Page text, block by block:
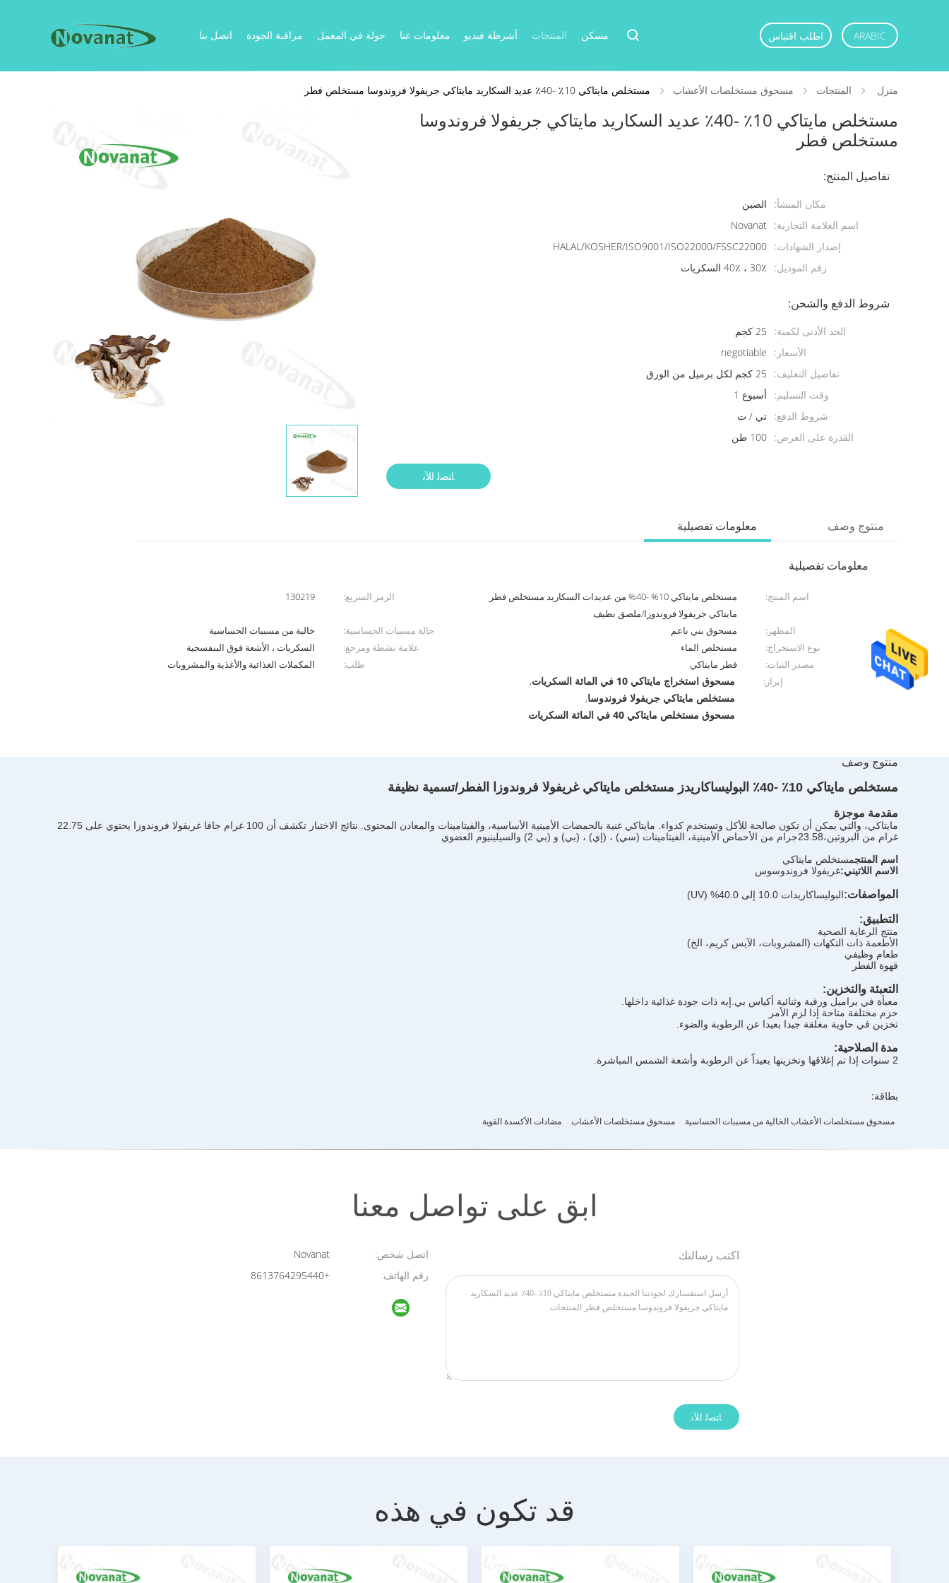
مسكن المنتجات أشرطة فيديو معلومات عنا جولة في المعمل مراقبة الجودة اتصل بنا اطلب اقتباس ARABIC
منزل المنتجات مسحوق مستخلصات الأعشاب مستخلص مايتاكي 10٪ -40٪ عديد السكاريد مايتاكي جريفولا فروندوسا مستخلص فطر
مستخلص مايتاكي 10٪ -40٪ عديد السكاريد مايتاكي جريفولا فروندوسا
مستخلص فطر
تفاصيل المنتج:
مكان المنشأ:
الصين
اسم العلامة التجارية: Novanat
إصدار الشهادات: HALAL/KOSHER/ISO9001/ISO22000/FSSC22000
رقم الموديل:
30٪ ، 40٪ السكريات
شروط الدفع والشحن:
الحد الأدنى لكمية:
25 كجم
الأسعار:
negotiable
تفاصيل التغليف:
25 كجم لكل برميل من الورق
وقت التسليم:
أسبوع 1
شروط الدفع: تي / ت
القدرة على العرض: 100 طن
ﺎﺘﺼﻟ ﺍﻶﻧ
معلومات تفصيلية منتوج وصف
معلومات تفصيلية
اسم المنتج:
مستخلص مايتاكي 10% -40% من عديدات السكاريد مستخلص فطر
مايتاكي جريفولا فروندوزا/ملصق نظيف
الرمز السريع: 130219
المظهر: مسحوق بني ناعم حالة مسببات الحساسية:
خالية من مسببات الحساسية
نوع الاستخراج:
مستخلص الماء علامة نشطة ومرجع:
السكريات ، الأشعة فوق البنفسجية
مصدر النبات:
فطر مايتاكي طلب:
المكملات الغذائية والأغذية والمشروبات
إبراز:
مسحوق استخراج مايتاكي 10 في المائة السكريات ,
مستخلص مايتاكي جريفولا فروندوسا,
مسحوق مستخلص مايتاكي 40 في المائة السكريات
منتوج وصف
مستخلص مايتاكي 10٪ -40٪ البوليساكاريدز مستخلص مايتاكي غريفولا فروندوزا الفطر/تسمية نظيفة
مقدمة موجزة
مايتاكي، والتي يمكن أن تكون صالحة للأكل وتستخدم كدواء. مايتاكي غنية بالحمضات الأمينية الأساسية، والفيتامينات والمعادن المحتوى. نتائج الاختبار تكشف أن 100 غرام جافا غريفولا فروندوزا يحتوي على 22.75
غرام من البروتين،23.58جرام من الأحماض الأمينية، الفيتامينات (سي) ، (إي) ، (بي) و (بي 2) والسيلينيوم العضوي
اسم المنتجمستخلص مايتاكي
الاسم اللاتيني:غريفولا فروندوسوس
المواصفات:البوليساكاريدات 10.0 إلى 40.0% (UV)
التطبيق:
منتج الرعاية الصحية
الأطعمة ذات النكهات (المشروبات، الآيس كريم، الخ)
طعام وظيفي
قهوة الفطر
التعبئة والتخزين:
معبأة في براميل ورقية وثنائية أكياس بي.إيه ذات جودة غذائية داخلها.
حزم مختلفة متاحة إذا لزم الأمر
تخزين في حاوية مغلقة جيدا بعيدا عن الرطوبة والضوء.
مدة الصلاحية:
2 سنوات إذا تم إغلاقها وتخزينها بعيداً عن الرطوبة وأشعة الشمس المباشرة.
بطاقة:
مسحوق مستخلصات الأعشاب الخالية من مسببات الحساسية مسحوق مستخلصات الأعشاب مضادات الأكسدة القوية
ابق على تواصل معنا
اتصل شخص:
رقم الهاتف:
+8613764295440
اكتب رسالتك
قد تكون في هذه